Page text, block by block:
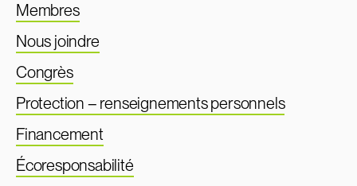
Membres
Nous joindre
Congrès
Protection – renseignements personnels
Financement
Écoresponsabilité